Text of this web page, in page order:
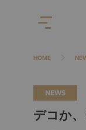
HOME
NEWS
デコか